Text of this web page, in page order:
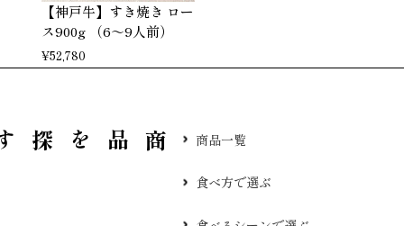
【神戸牛】すき焼き ロー
ス900g （6～9人前）
¥52,780
す 商品一覧
食べ方で選ぶ